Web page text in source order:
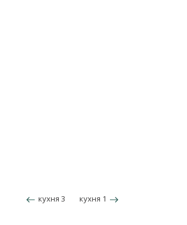
кухня 3 кухня 1